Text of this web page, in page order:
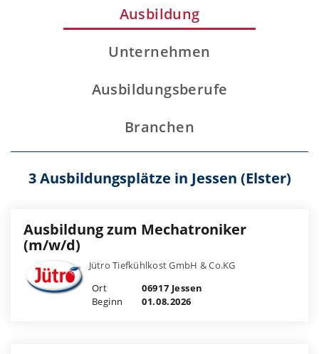
Ausbildung
Unternehmen
Ausbildungsberufe
Branchen
3 Ausbildungsplätze in Jessen (Elster)
Ausbildung zum Mechatroniker
(m/w/d)
Jütro Tiefkühlkost GmbH & Co.KG
Ort
06917 Jessen
Beginn
01.08.2026